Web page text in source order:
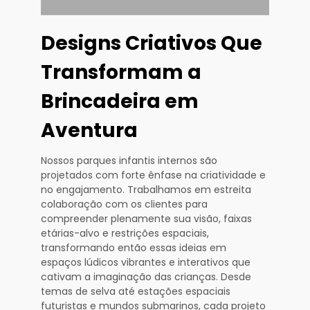
Designs Criativos Que
Transformam a
Brincadeira em
Aventura
Nossos parques infantis internos são
projetados com forte ênfase na criatividade e
no engajamento. Trabalhamos em estreita
colaboração com os clientes para
compreender plenamente sua visão, faixas
etárias-alvo e restrições espaciais,
transformando então essas ideias em
espaços lúdicos vibrantes e interativos que
cativam a imaginação das crianças. Desde
temas de selva até estações espaciais
futuristas e mundos submarinos, cada projeto